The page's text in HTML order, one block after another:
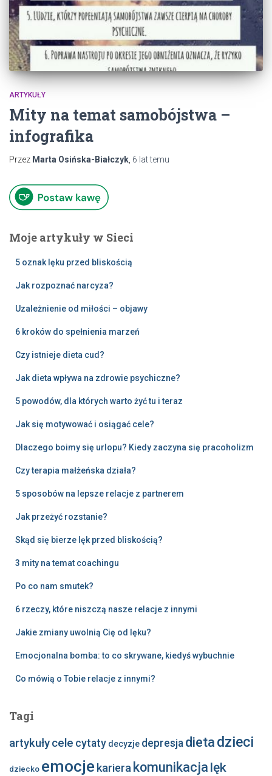
ARTYKUŁY
Mity na temat samobójstwa –
infografika
Przez Marta Osińska-Białczyk 6 lattemu
Moje artykuły w Sieci
5 oznak lęku przed bliskością
Jak rozpoznać narcyza?
Uzależnienie od miłości – objawy
6 kroków do spełnienia marzeń
Czy istnieje dieta cud?
Jak dieta wpływa na zdrowie psychiczne?
5 powodów, dla których warto żyć tu i teraz
Jak się motywować i osiągać cele?
Dlaczego boimy się urlopu? Kiedy zaczyna się pracoholizm
Czy terapia małżeńska działa?
5 sposobów na lepsze relacje z partnerem
Jak przeżyć rozstanie?
Skąd się bierze lęk przed bliskością?
3 mity na temat coachingu
Po co nam smutek?
6 rzeczy, które niszczą nasze relacje z innymi
Jakie zmiany uwolnią Cię od lęku?
Emocjonalna bomba: to co skrywane, kiedyś wybuchnie
Co mówią o Tobie relacje z innymi?
Tagi
artykułycele cytaty decyzje depresja dieta dzieci
dziecko emocje kariera komunikacja lęk